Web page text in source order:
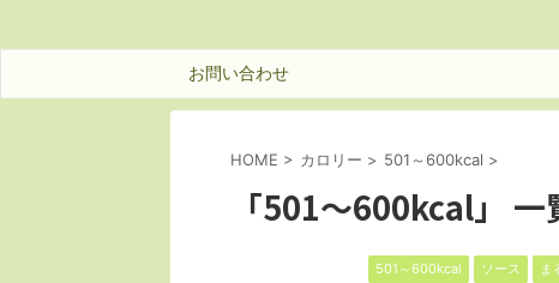
お問い合わせ
HOME > カロリー > 501～600kcal >
「501～600kcal」 一
501～600kcal ソース ま